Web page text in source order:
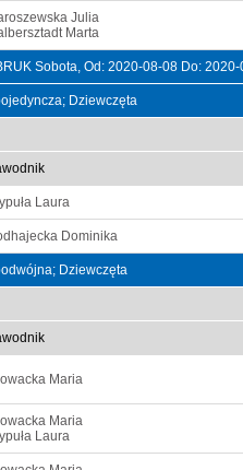
Julia
Marta
Sobota, Od: 2020-08-08 Do:
Dziewczęta
Laura
Dominika
Dziewczęta
Maria
Maria
Laura